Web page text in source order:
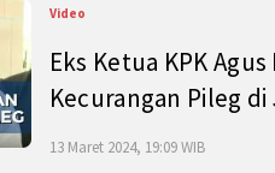
Video
Eks Ketua KPK
Kecurangan Pileg
13 Maret 2024, 19:09 WIB